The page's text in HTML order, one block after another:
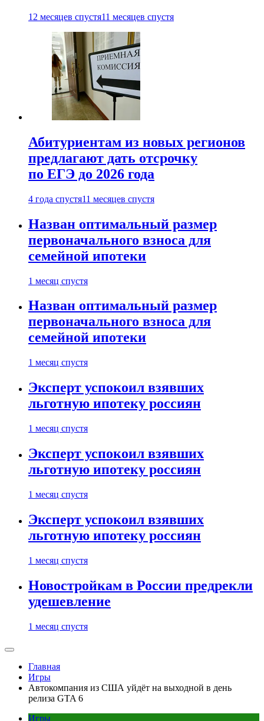
12 месяцев спустя11 месяцев спустя
Абитуриентам из новых регионов
предлагают дать отсрочку
по ЕГЭ до 2026 года
4 года спустя11 месяцев спустя
Назван оптимальный размер
первоначального взноса для
семейной ипотеки
1 месяц спустя
Назван оптимальный размер
первоначального взноса для
семейной ипотеки
1 месяц спустя
Эксперт успокоил взявших
льготную ипотеку россиян
1 месяц спустя
Эксперт успокоил взявших
льготную ипотеку россиян
1 месяц спустя
Эксперт успокоил взявших
льготную ипотеку россиян
1 месяц спустя
Новостройкам в России предрекли
удешевление
1 месяц спустя
Главная
Игры
Автокомпания из США уйдёт на выходной в день
релиза GTA 6
Игры